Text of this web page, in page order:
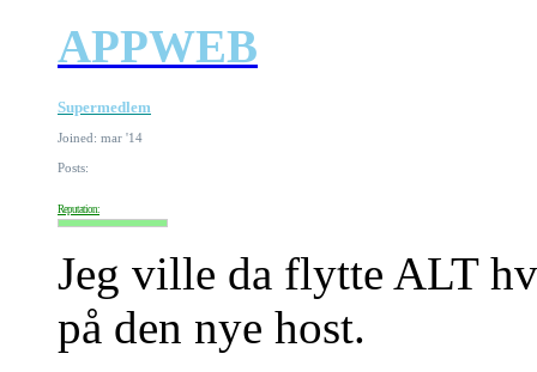
APPWEB
Supermedlem
Joined: mar '14
Posts:
Reputation:
Jeg ville da flytte ALT
på den nye host.